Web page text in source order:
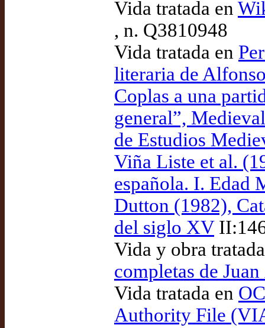
Vida tratada en
, n. Q3810948
Vida tratada en
literaria de
Coplas a una
general”,
de Estudios
Viña Liste et al.
española. I. Edad
Dutton (1982),
del siglo XV
Vida y obra
completas de
Vida tratada en
Authority File